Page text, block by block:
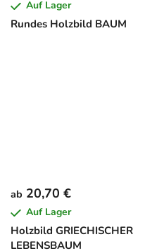
Rundes Holzbild BAUM
Auf Lager
Holzbild GRIECHISCHER
LEBENSBAUM
ab 20,70 €
Auf Lager